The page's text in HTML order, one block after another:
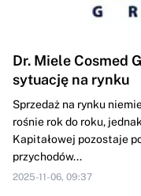
Dr. Miele Cosmed
sytuację na rynku
Sprzedaż na rynku
rośnie rok do roku,
Kapitałowej pozostaje
przychodów...
2025-11-06, 09:37